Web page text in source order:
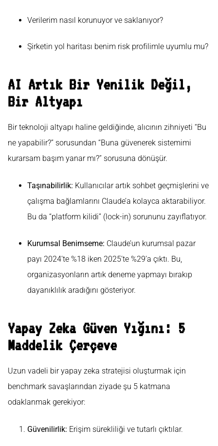
Verilerim nasıl korunuyor ve saklanıyor?
Şirketin yol haritası benim risk profilimle uyumlu mu?
AI Artık Bir Yenilik Değil,
Bir Altyapı
Bir teknoloji altyapı haline geldiğinde, alıcının zihniyeti “Bu
ne yapabilir?” sorusundan “Buna güvenerek sistemimi
kurarsam başım yanar mı?” sorusuna dönüşür.
Taşınabilirlik: Kullanıcılar artık sohbet geçmişlerini ve
çalışma bağlamlarını Claude’a kolayca aktarabiliyor.
Bu da “platform kilidi” (lock-in) sorununu zayıflatıyor.
Kurumsal Benimseme: Claude’un kurumsal pazar
payı 2024’te %18 iken 2025’te %29’a çıktı. Bu,
organizasyonların artık deneme yapmayı bırakıp
dayanıklılık aradığını gösteriyor.
Yapay Zeka Güven Yığını: 5
Maddelik Çerçeve
Uzun vadeli bir yapay zeka stratejisi oluşturmak için
benchmark savaşlarından ziyade şu 5 katmana
odaklanmak gerekiyor:
Güvenilirlik: Erişim sürekliliği ve tutarlı çıktılar.